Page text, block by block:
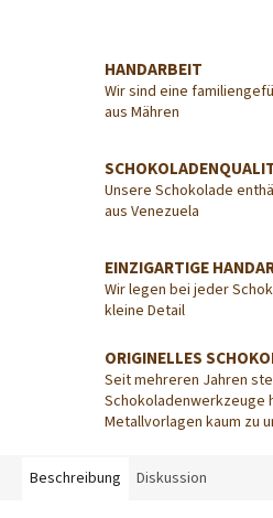
HANDARBEIT
Wir sind eine
aus Mähren
Unsere Schokolade
aus Venezuela
EINZIGARTIGE
Wir legen bei jeder
kleine Detail
ORIGINELLES
Seit mehreren Jahren
Schokoladenwerkzeuge
Metallvorlagen kaum zu
Beschreibung Diskussion